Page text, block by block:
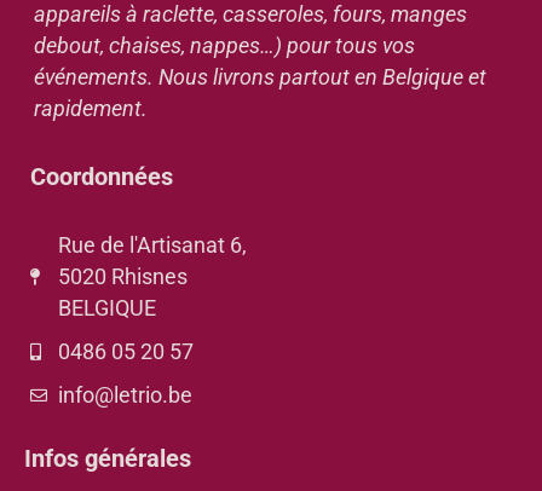
appareils à raclette, casseroles, fours, manges
debout, chaises, nappes…) pour tous vos
événements. Nous livrons partout en Belgique et
rapidement.
Coordonnées
Rue de l'Artisanat 6,
5020 Rhisnes
BELGIQUE
0486 05 20 57
info@letrio.be
Infos générales